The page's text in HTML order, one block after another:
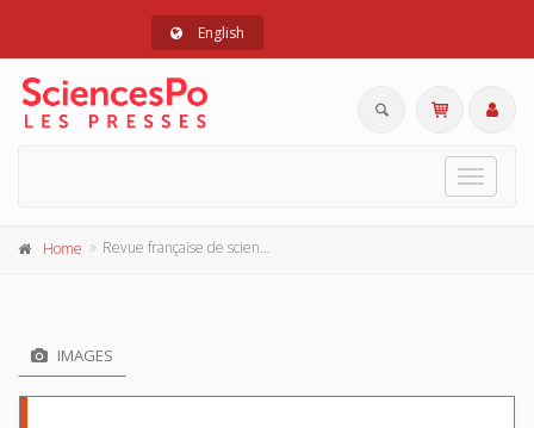
English
Toggle
Home Revue française de science politique 73-3, mai-juin 2023
IMAGES